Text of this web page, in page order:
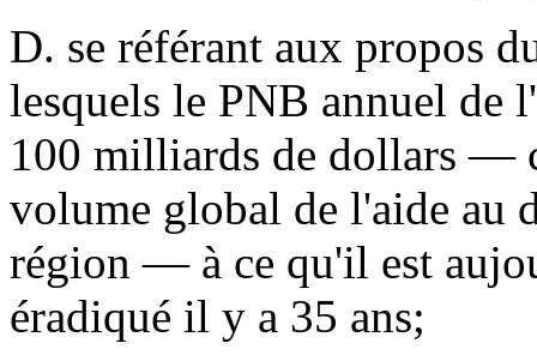
D. se référant aux propos
lesquels le PNB annuel de
100 milliards de dollars —
volume global de l'aide au
région — à ce qu'il est
éradiqué il y a 35 ans;